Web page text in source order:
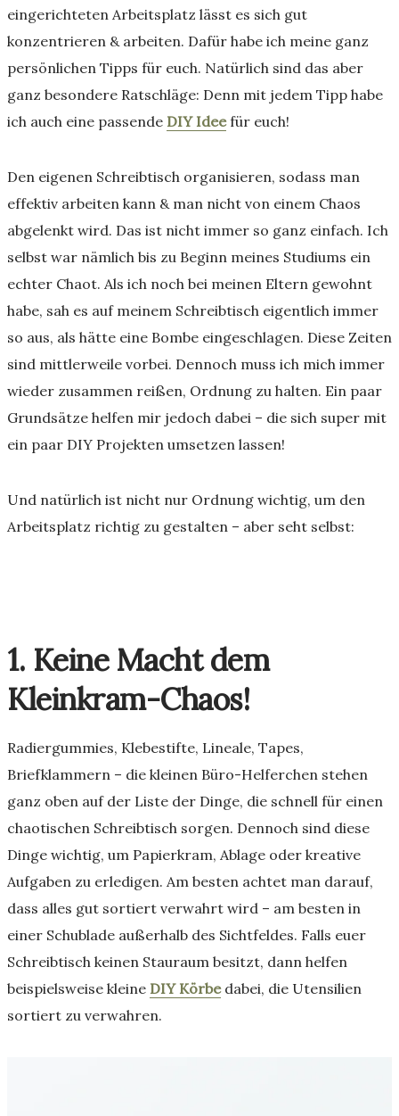
eingerichteten Arbeitsplatz lässt es sich gut
konzentrieren & arbeiten. Dafür habe ich meine ganz
persönlichen Tipps für euch. Natürlich sind das aber
ganz besondere Ratschläge: Denn mit jedem Tipp habe
ich auch eine passende DIY Ideefür euch!
Den eigenen Schreibtisch organisieren, sodass man
effektiv arbeiten kann & man nicht von einem Chaos
abgelenkt wird. Das ist nicht immer so ganz einfach. Ich
selbst war nämlich bis zu Beginn meines Studiums ein
echter Chaot. Als ich noch bei meinen Eltern gewohnt
habe, sah es auf meinem Schreibtisch eigentlich immer
so aus, als hätte eine Bombe eingeschlagen. Diese Zeiten
sind mittlerweile vorbei. Dennoch muss ich mich immer
wieder zusammen reißen, Ordnung zu halten. Ein paar
Grundsätze helfen mir jedoch dabei – die sich super mit
ein paar DIY Projekten umsetzen lassen!
Und natürlich ist nicht nur Ordnung wichtig, um den
Arbeitsplatz richtig zu gestalten – aber seht selbst:
1. Keine Macht dem
Kleinkram-Chaos!
Radiergummies, Klebestifte, Lineale, Tapes,
Briefklammern – die kleinen Büro-Helferchen stehen
ganz oben auf der Liste der Dinge, die schnell für einen
chaotischen Schreibtisch sorgen. Dennoch sind diese
Dinge wichtig, um Papierkram, Ablage oder kreative
Aufgaben zu erledigen. Am besten achtet man darauf,
dass alles gut sortiert verwahrt wird – am besten in
einer Schublade außerhalb des Sichtfeldes. Falls euer
Schreibtisch keinen Stauraum besitzt, dann helfen
beispielsweise kleine DIY Körbedabei, die Utensilien
sortiert zu verwahren.